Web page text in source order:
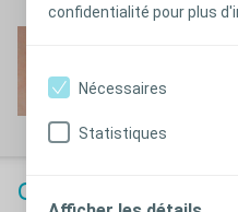
confidentialité pour plus
Nécessaires
Statistiques
de
Outils d'évaluation